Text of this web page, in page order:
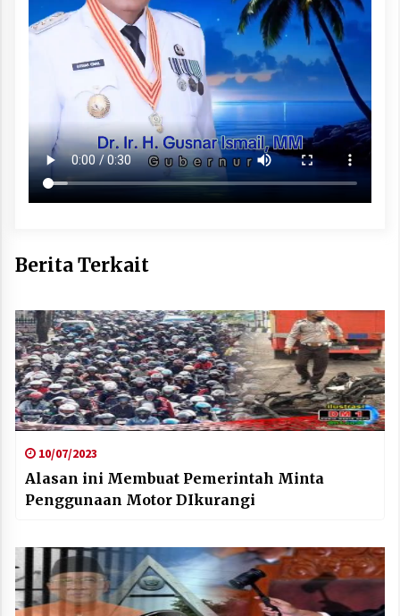
Berita Terkait
10/07/2023
Alasan ini Membuat Pemerintah Minta
Penggunaan Motor DIkurangi